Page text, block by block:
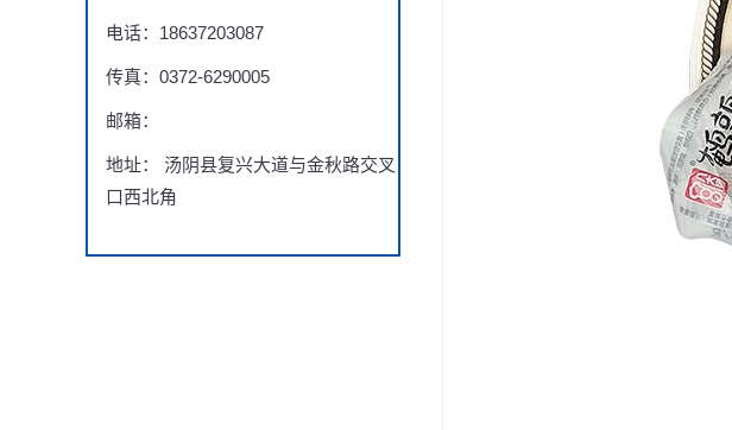
电话：18637203087
传真：0372-6290005
邮箱：
地址： 汤阴县复兴大道与金秋路交叉
口西北角